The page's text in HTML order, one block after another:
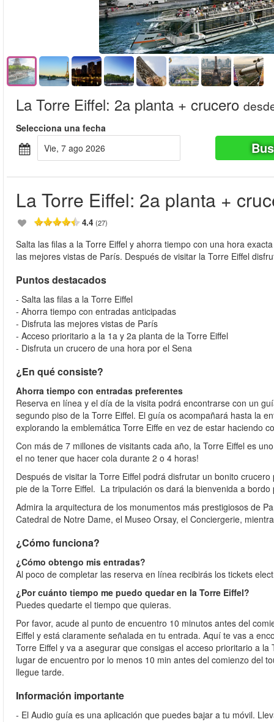
La Torre Eiffel: 2a planta + crucero
Selecciona una fecha
vie, 7 ago 2026
La Torre Eiffel: 2a planta +
4.4 (27)
Salta las filas a la Torre Eiffel y ahorra tiempo con una hora
las mejores vistas de París. Después de visitar la Torre Eiffel
Puntos destacados
- Salta las filas a la Torre Eiffel
- Ahorra tiempo con entradas anticipadas
- Disfruta las mejores vistas de París
- Acceso prioritario a la 1a y 2a planta de la Torre Eiffel
- Disfruta un crucero de una hora por el Sena
¿En qué consiste?
Ahorra tiempo con entradas preferentes
Reserva en línea y el día de la visita podrá encontrarse con un
segundo piso de la Torre Eiffel. El guía os acompañará hasta la
explorando la emblemática Torre Eiffe en vez de estar haciendo
Con más de 7 millones de visitants cada año, la Torre Eiffel es
el no tener que hacer cola durante 2 o 4 horas!
Después de visitar la Torre Eiffel podrá disfrutar un bonito
pie de la Torre Eiffel. La tripulación os dará la bienvenida a
Admira la arquitectura de los monumentos más prestigiosos de
Catedral de Notre Dame, el Museo Orsay, el Conciergerie,
¿Cómo funciona?
¿Cómo obtengo mis entradas?
Al poco de completar las reserva en línea recibirás los tickets
¿Por cuánto tiempo me puedo quedar en la Torre Eiffel?
Puedes quedarte el tiempo que quieras.
Por favor, acude al punto de encuentro 10 minutos antes del
Eiffel y está claramente señalada en tu entrada. Aquí te vas a
Torre Eiffel y va a asegurar que consigas el acceso prioritario a
lugar de encuentro por lo menos 10 min antes del comienzo del
llegue tarde.
Información importante
- El Audio guía es una aplicación que puedes bajar a tu móvil.